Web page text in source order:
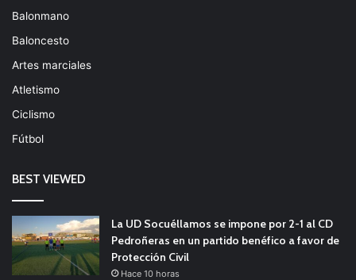
Balonmano
Baloncesto
Artes marciales
Atletismo
Ciclismo
Fútbol
BEST VIEWED
La UD Socuéllamos se impone por 2-1 al CD
Pedroñeras en un partido benéfico a favor de
Protección Civil
Hace 10 horas